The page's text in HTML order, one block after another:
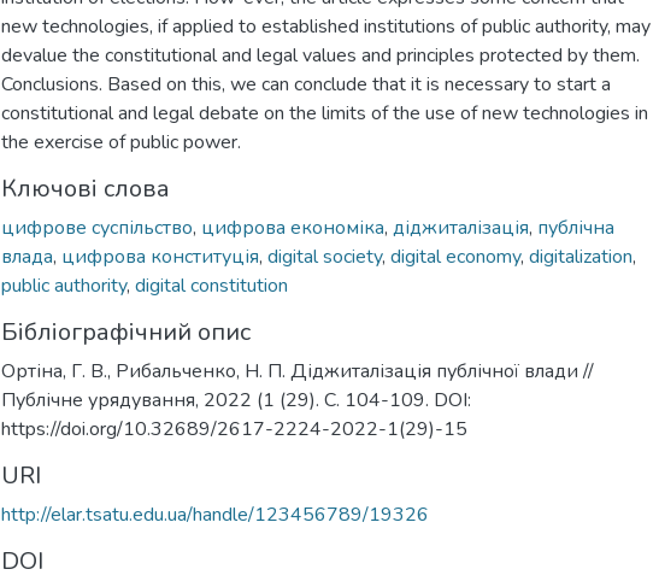
new technologies, if applied to established institutions of public authority, may
devalue the constitutional and legal values and principles protected by them.
Conclusions. Based on this, we can conclude that it is necessary to start a
constitutional and legal debate on the limits of the use of new technologies in
the exercise of public power.
Ключові слова
цифрове суспільство, цифрова економіка, діджиталізація, публічна
влада, цифрова конституція, digital society, digital economy, digitalization,
public authority, digital constitution
Бібліографічний опис
Ортіна, Г. В., Рибальченко, Н. П. Діджиталізація публічної влади //
Публічне урядування, 2022 (1 (29). С. 104-109. DOI:
https://doi.org/10.32689/2617-2224-2022-1(29)-15
URI
http://elar.tsatu.edu.ua/handle/123456789/19326
DOI